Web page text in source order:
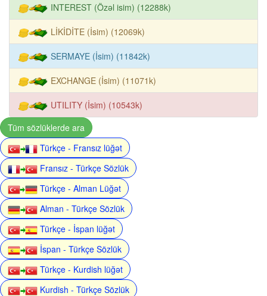
INTEREST (Özəl isim) (12288k)
LİKİDİTE (İsim) (12069k)
SERMAYE (İsim) (11842k)
EXCHANGE (İsim) (11071k)
UTILITY (İsim) (10543k)
Tüm sözlüklerde ara
Türkçe - Fransız lüğət
Fransız - Türkçe Sözlük
Türkçe - Alman Lüğət
Alman - Türkçe Sözlük
Türkçe - İspan lüğət
İspan - Türkçe Sözlük
Türkçe - Kurdish lüğət
Kurdish - Türkçe Sözlük